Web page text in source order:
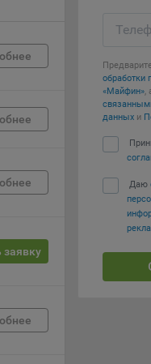
заявку
обработки
«Майфин»,
данных и
Даю